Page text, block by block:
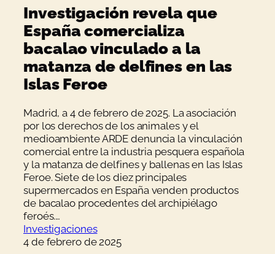
Investigación revela que
España comercializa
bacalao vinculado a la
matanza de delfines en las
Islas Feroe
Madrid, a 4 de febrero de 2025. La asociación
por los derechos de los animales y el
medioambiente ARDE denuncia la vinculación
comercial entre la industria pesquera española
y la matanza de delfines y ballenas en las Islas
Feroe. Siete de los diez principales
supermercados en España venden productos
de bacalao procedentes del archipiélago
feroés.…
Investigaciones
4 de febrero de 2025